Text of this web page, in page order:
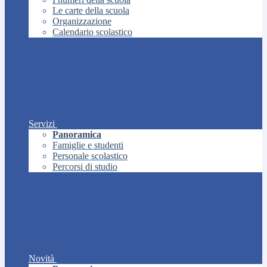
Le carte della scuola
Organizzazione
Calendario scolastico
Servizi
Panoramica
Famiglie e studenti
Personale scolastico
Percorsi di studio
Novità